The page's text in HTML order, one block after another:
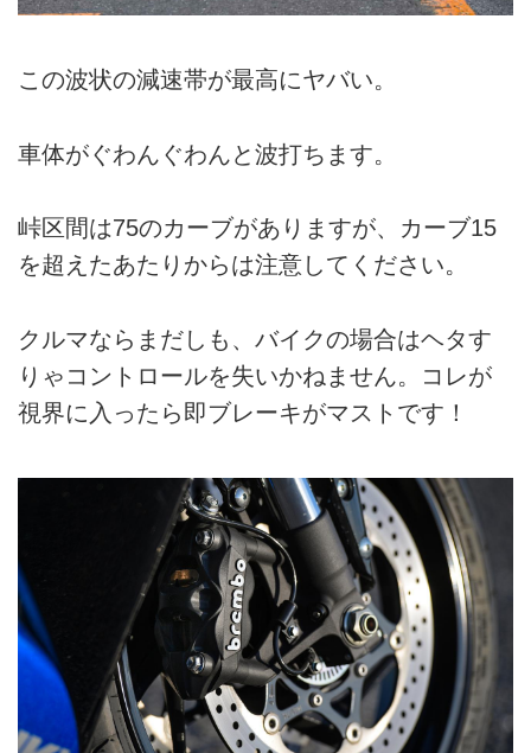
この波状の減速帯が最高にヤバい。
車体がぐわんぐわんと波打ちます。
峠区間は75のカーブがありますが、カーブ15
を超えたあたりからは注意してください。
クルマならまだしも、バイクの場合はヘタす
りゃコントロールを失いかねません。コレが
視界に入ったら即ブレーキがマストです！